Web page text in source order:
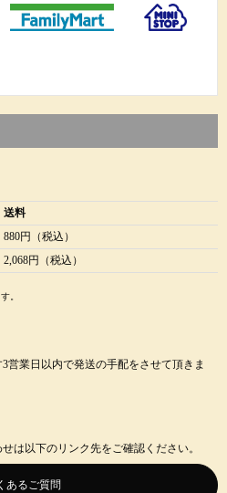
送料
880円（税込）
2,068円（税込）
。
営業日以内で発送の手配をさせて頂きま
は以下のリンク先をご確認ください。
あるご質問